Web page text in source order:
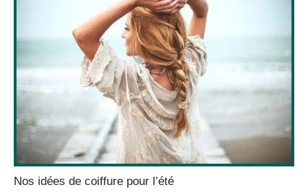
Nos idées de coiffure pour l’été